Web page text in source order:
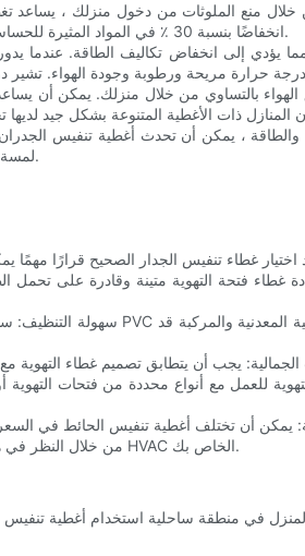
والعفن. أظهرت حالة منزل عائلة واحدة تم الإبلاغ عنها في مجلة Healthy Homes انخفاضًا بنسبة 30 ٪ في المواد المثيرة للحساسية الداخلية بعد تثبيت أغطية فتحة بلاستيكية عالية الجودة.
والطاقة ، يمكن أن تحدث أغطية تنفيس
لمسة حديثة إلى منازلهم. على سبيل المثال ، يمكن أن يعزز غطاء تنفيس مركب متطور يستخدم في تصميم المنزل الحديث كل من الأداء والجمال.
من خلال النظر في هذه العوامل ، يمكنك اختيار غطاء تنفيس على الحائط وظيفية وأنيقة ، مما يساعد على الحفاظ على بيئة داخلية أكثر صحة وتحسين أداء نظام HVAC الخاص بك.
في منطقة ساحلية استخدام أغطية تنفيس